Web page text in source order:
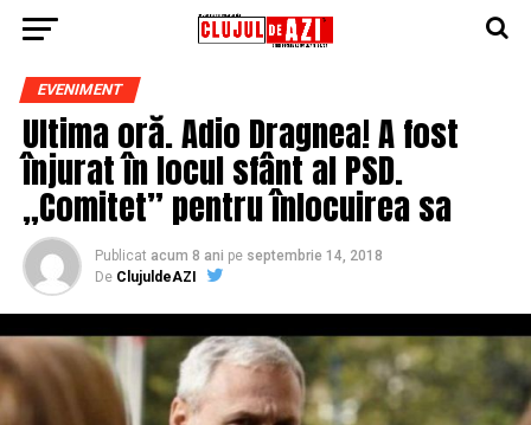
EVENIMENT
Ultima oră. Adio Dragnea! A fost
înjurat în locul sfânt al PSD.
„Comitet” pentru înlocuirea sa
Publicat acum 8 ani pe septembrie 14, 2018
De ClujuldeAZI